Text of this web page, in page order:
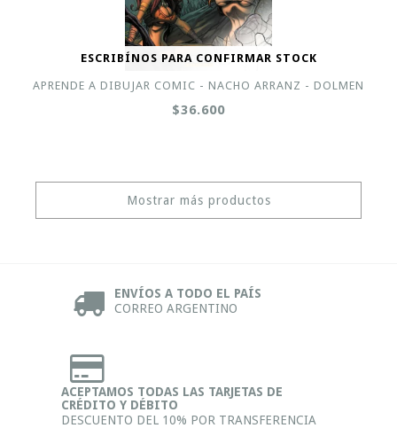
ESCRIBÍNOS PARA CONFIRMAR STOCK
APRENDE A DIBUJAR COMIC - NACHO ARRANZ - DOLMEN
$36.600
Mostrar más productos
ENVÍOS A TODO EL PAÍS
CORREO ARGENTINO
ACEPTAMOS TODAS LAS TARJETAS DE
CRÉDITO Y DÉBITO
DESCUENTO DEL 10% POR TRANSFERENCIA